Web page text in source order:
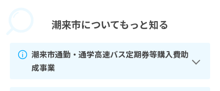
潮来市についてもっと知る
潮来市通勤・通学高速バス定期券等購入費助
成事業